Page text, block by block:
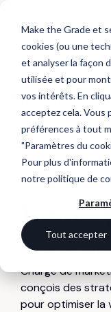
Make the Grade et
cookies (ou une
et analyser la façon
utilisée et pour
vos intérêts. En
acceptez cela. Vous
préférences à tout
"Paramètres du
Pour plus
notre politique de
Tout accepter
Make the Noise
Tous Website
Ewen
Consultant
Chargé de
conçois des
pour optimiser la